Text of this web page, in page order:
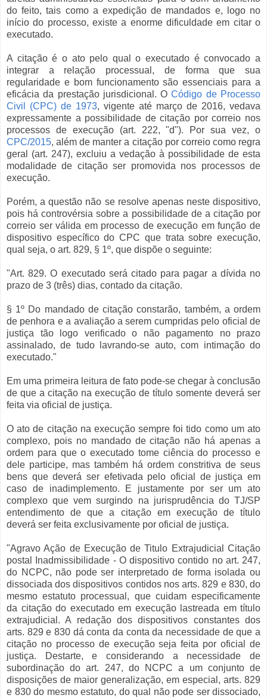
do feito, tais como a expedição de mandados e, logo no
início do processo, existe a enorme dificuldade em citar o
executado.
A citação é o ato pelo qual o executado é convocado a
integrar a relação processual, de forma que sua
regularidade e bom funcionamento são essenciais para a
eficácia da prestação jurisdicional. OCódigo de Processo
Civil (CPC) de 1973, vigente até março de 2016, vedava
expressamente a possibilidade de citação por correio nos
processos de execução (art. 222, "d"). Por sua vez, o
CPC/2015, além de manter a citação por correio como regra
geral (art. 247), excluiu a vedação à possibilidade de esta
modalidade de citação ser promovida nos processos de
execução.
Porém, a questão não se resolve apenas neste dispositivo,
pois há controvérsia sobre a possibilidade de a citação por
correio ser válida em processo de execução em função de
dispositivo específico do CPC que trata sobre execução,
qual seja, o art. 829, § 1º, que dispõe o seguinte:
"Art. 829. O executado será citado para pagar a dívida no
prazo de 3 (três) dias, contado da citação.
§ 1º Do mandado de citação constarão, também, a ordem
de penhora e a avaliação a serem cumpridas pelo oficial de
justiça tão logo verificado o não pagamento no prazo
assinalado, de tudo lavrando-se auto, com intimação do
executado."
Em uma primeira leitura de fato pode-se chegar à conclusão
de que a citação na execução de título somente deverá ser
feita via oficial de justiça.
O ato de citação na execução sempre foi tido como um ato
complexo, pois no mandado de citação não há apenas a
ordem para que o executado tome ciência do processo e
dele participe, mas também há ordem constritiva de seus
bens que deverá ser efetivada pelo oficial de justiça em
caso de inadimplemento. E justamente por ser um ato
complexo que vem surgindo na jurisprudência do TJ/SP
entendimento de que a citação em execução de título
deverá ser feita exclusivamente por oficial de justiça.
"Agravo Ação de Execução de Titulo Extrajudicial Citação
postal Inadmissibilidade - O dispositivo contido no art. 247,
do NCPC, não pode ser interpretado de forma isolada ou
dissociada dos dispositivos contidos nos arts. 829 e 830, do
mesmo estatuto processual, que cuidam especificamente
da citação do executado em execução lastreada em título
extrajudicial. A redação dos dispositivos constantes dos
arts. 829 e 830 dá conta da conta da necessidade de que a
citação no processo de execução seja feita por oficial de
justiça. Destarte, e considerando a necessidade de
subordinação do art. 247, do NCPC a um conjunto de
disposições de maior generalização, em especial, arts. 829
e 830 do mesmo estatuto, do qual não pode ser dissociado,